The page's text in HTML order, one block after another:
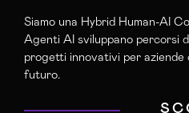
Siamo una Hybrid Human-AI
Agenti AI sviluppano percorsi
progetti innovativi per aziende
futuro.